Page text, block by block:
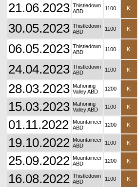
21.06.2023 Thistledown
ABD
1100 K:
30.05.2023 Thistledown
ABD
1100 K:
06.05.2023 Thistledown
ABD
1100 K:
24.04.2023 Thistledown
ABD
1100 K:
28.03.2023 Mahoning
Valley ABD
1200 K:
15.03.2023 Mahoning
Valley ABD
1100 K:
01.11.2022
Mountaineer
ABD
1200 K:
19.10.2022 Mountaineer
ABD
1100 K:
25.09.2022 Mountaineer
ABD
1200 K:
16.08.2022 Thistledown
ABD
1100 K: